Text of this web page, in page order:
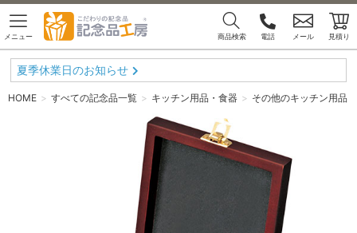
メニュー 商品検索 電話 メール 見積り
夏季休業日のお知らせ
HOME すべての記念品一覧 キッチン用品・食器 その他のキッチン用品